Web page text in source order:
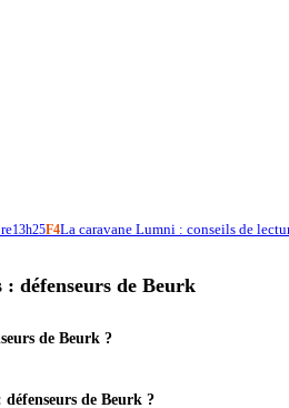
13h25F4La caravane Lumni : conseils de
: défenseurs de Beurk
de Beurk ?
de Beurk ?